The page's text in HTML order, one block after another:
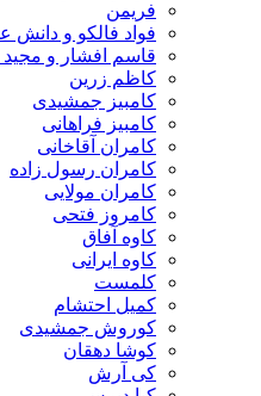
فواد فالکو و دانش عسکری
قاسم افشار و مجید مکس
کاظم زرین
کامبیز جمشیدی
کامبیز فراهانی
کامران آقاخانی
کامران رسول زاده
کامران مولایی
کامروز فتحی
کاوه آفاق
کاوه ایرانی
کلمست
کمیل احتشام
کوروش جمشیدی
کوشا دهقان
کی آرش